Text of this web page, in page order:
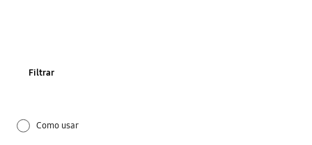
Filtrar
Como usar